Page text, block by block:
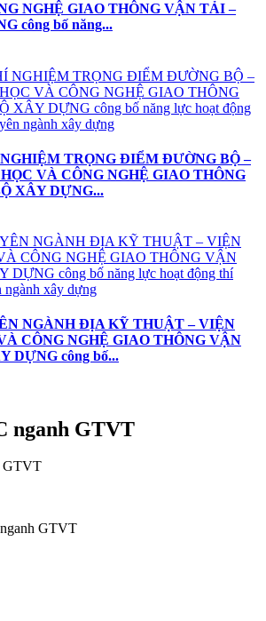
NGHỆ GIAO THÔNG VẬN TẢI –
công bố năng...
TRỌNG ĐIỂM ĐƯỜNG BỘ –
VÀ CÔNG NGHỆ GIAO THÔNG
XÂY DỰNG...
NGÀNH ĐỊA KỸ THUẬT – VIỆN
CÔNG NGHỆ GIAO THÔNG VẬN
DỰNG công bố...
nganh GTVT
GTVT
GTVT